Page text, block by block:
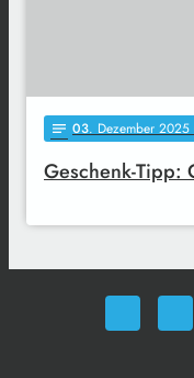
notes 03. Dezember
Geschenk-Tipp: